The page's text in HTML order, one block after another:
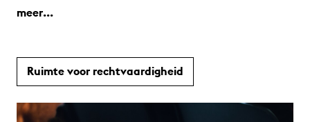
meer...
Ruimte voor rechtvaardigheid